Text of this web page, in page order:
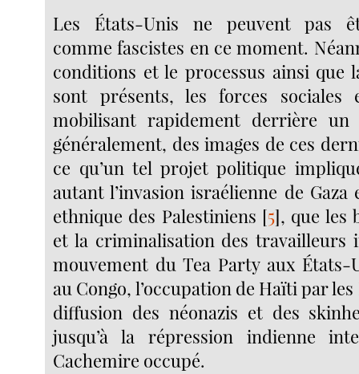
Les États-Unis ne peuvent pas
comme fascistes en ce moment.
conditions et le processus ainsi que
sont présents, les forces sociales
mobilisant rapidement derrière
généralement, des images de ces
ce qu’un tel projet politique
autant l’invasion israélienne de
ethnique des Palestiniens [5], que les
et la criminalisation des travailleurs
mouvement du Tea Party aux États-
au Congo, l’occupation de Haïti par
diffusion des néonazis et des
jusqu’à la répression indienne
Cachemire occupé.